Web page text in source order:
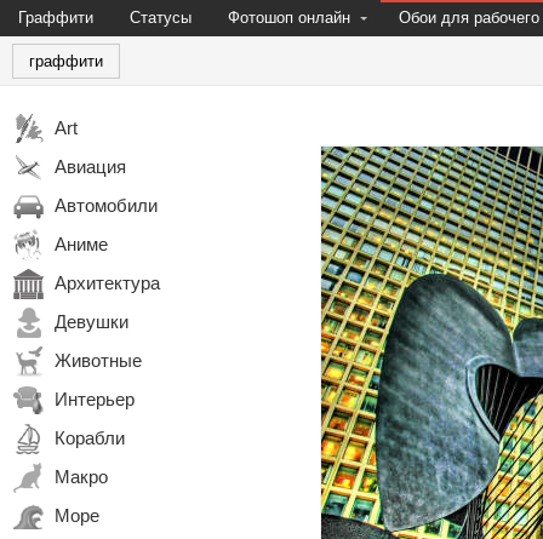
Граффити Статусы Фотошоп онлайн Обои для рабочего
граффити
Art
Авиация
Автомобили
Аниме
Архитектура
Девушки
Животные
Интерьер
Корабли
Макро
Море